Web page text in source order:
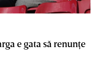
e gata să renunţe